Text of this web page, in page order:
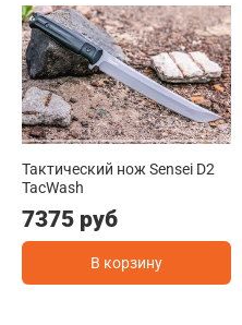
Тактический нож Sensei D2
TacWash
7375 руб
В корзину